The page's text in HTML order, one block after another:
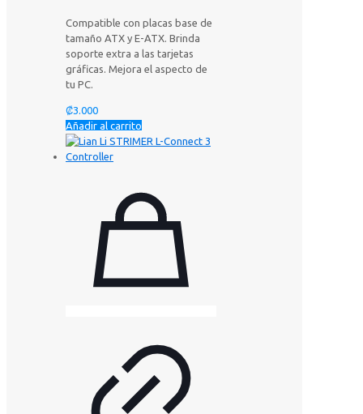
Compatible con placas base de
tamaño ATX y E-ATX. Brinda
soporte extra a las tarjetas
gráficas. Mejora el aspecto de
tu PC.
₡3.000
Añadir al carrito